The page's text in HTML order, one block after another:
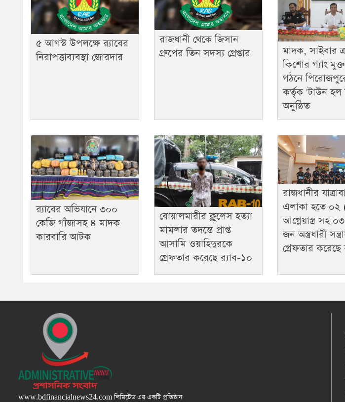
৫ আগস্ট উপলক্ষে র‌্যাবের
নিরাপত্তাব্যবস্থা জোরদার
রাজধানী থেকে জিসান
গ্রুপের তিন সদস্য গ্রেপ্তার
মাদক, সাইবার
কিশোর গ্যাং
গঠনে
কর্তৃক 'টাউন হল
অনুষ্ঠিত
র‌্যাবের অভিযানে ৩০০
কেজি গাঁজাসহ ৪ মাদক
কারবারি আটক
বোয়ালমারীর ক্লুলেস হত্যা
মামলার তদন্তে প্রাপ্ত
আসামি ওয়াহিদুরকে
গ্রেফতার করেছে র‌্যাব-১০
রাজধানীর
এলাকা হতে ০২
আগ্নেয়াস্ত্র সহ
জন অস্ত্রধারী
গ্রেফতার
www.bdfinancialnews24.comলিমিটেড এর একটি প্রতিষ্ঠান